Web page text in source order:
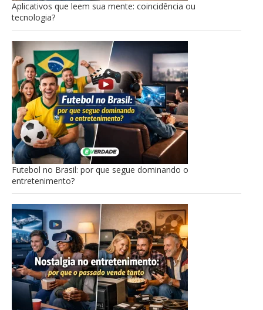
Aplicativos que leem sua mente: coincidência ou
tecnologia?
Futebol no Brasil: por que segue dominando o
entretenimento?